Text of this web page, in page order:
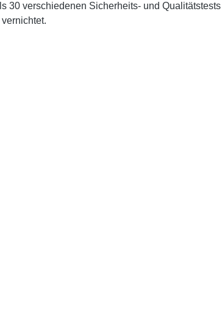
verschiedenen Sicherheits- und